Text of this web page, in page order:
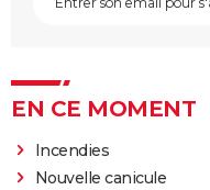
EN CE MOMENT
Incendies
Nouvelle canicule